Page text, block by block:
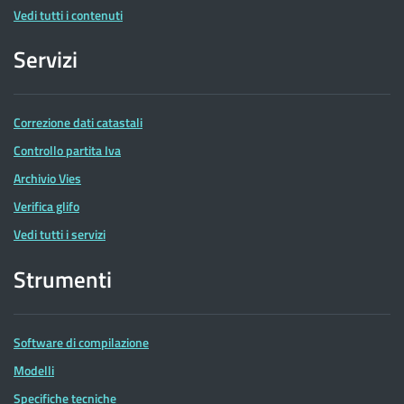
Vedi tutti i contenuti
Servizi
Correzione dati catastali
Controllo partita Iva
Archivio Vies
Verifica glifo
Vedi tutti i servizi
Strumenti
Software di compilazione
Modelli
Specifiche tecniche